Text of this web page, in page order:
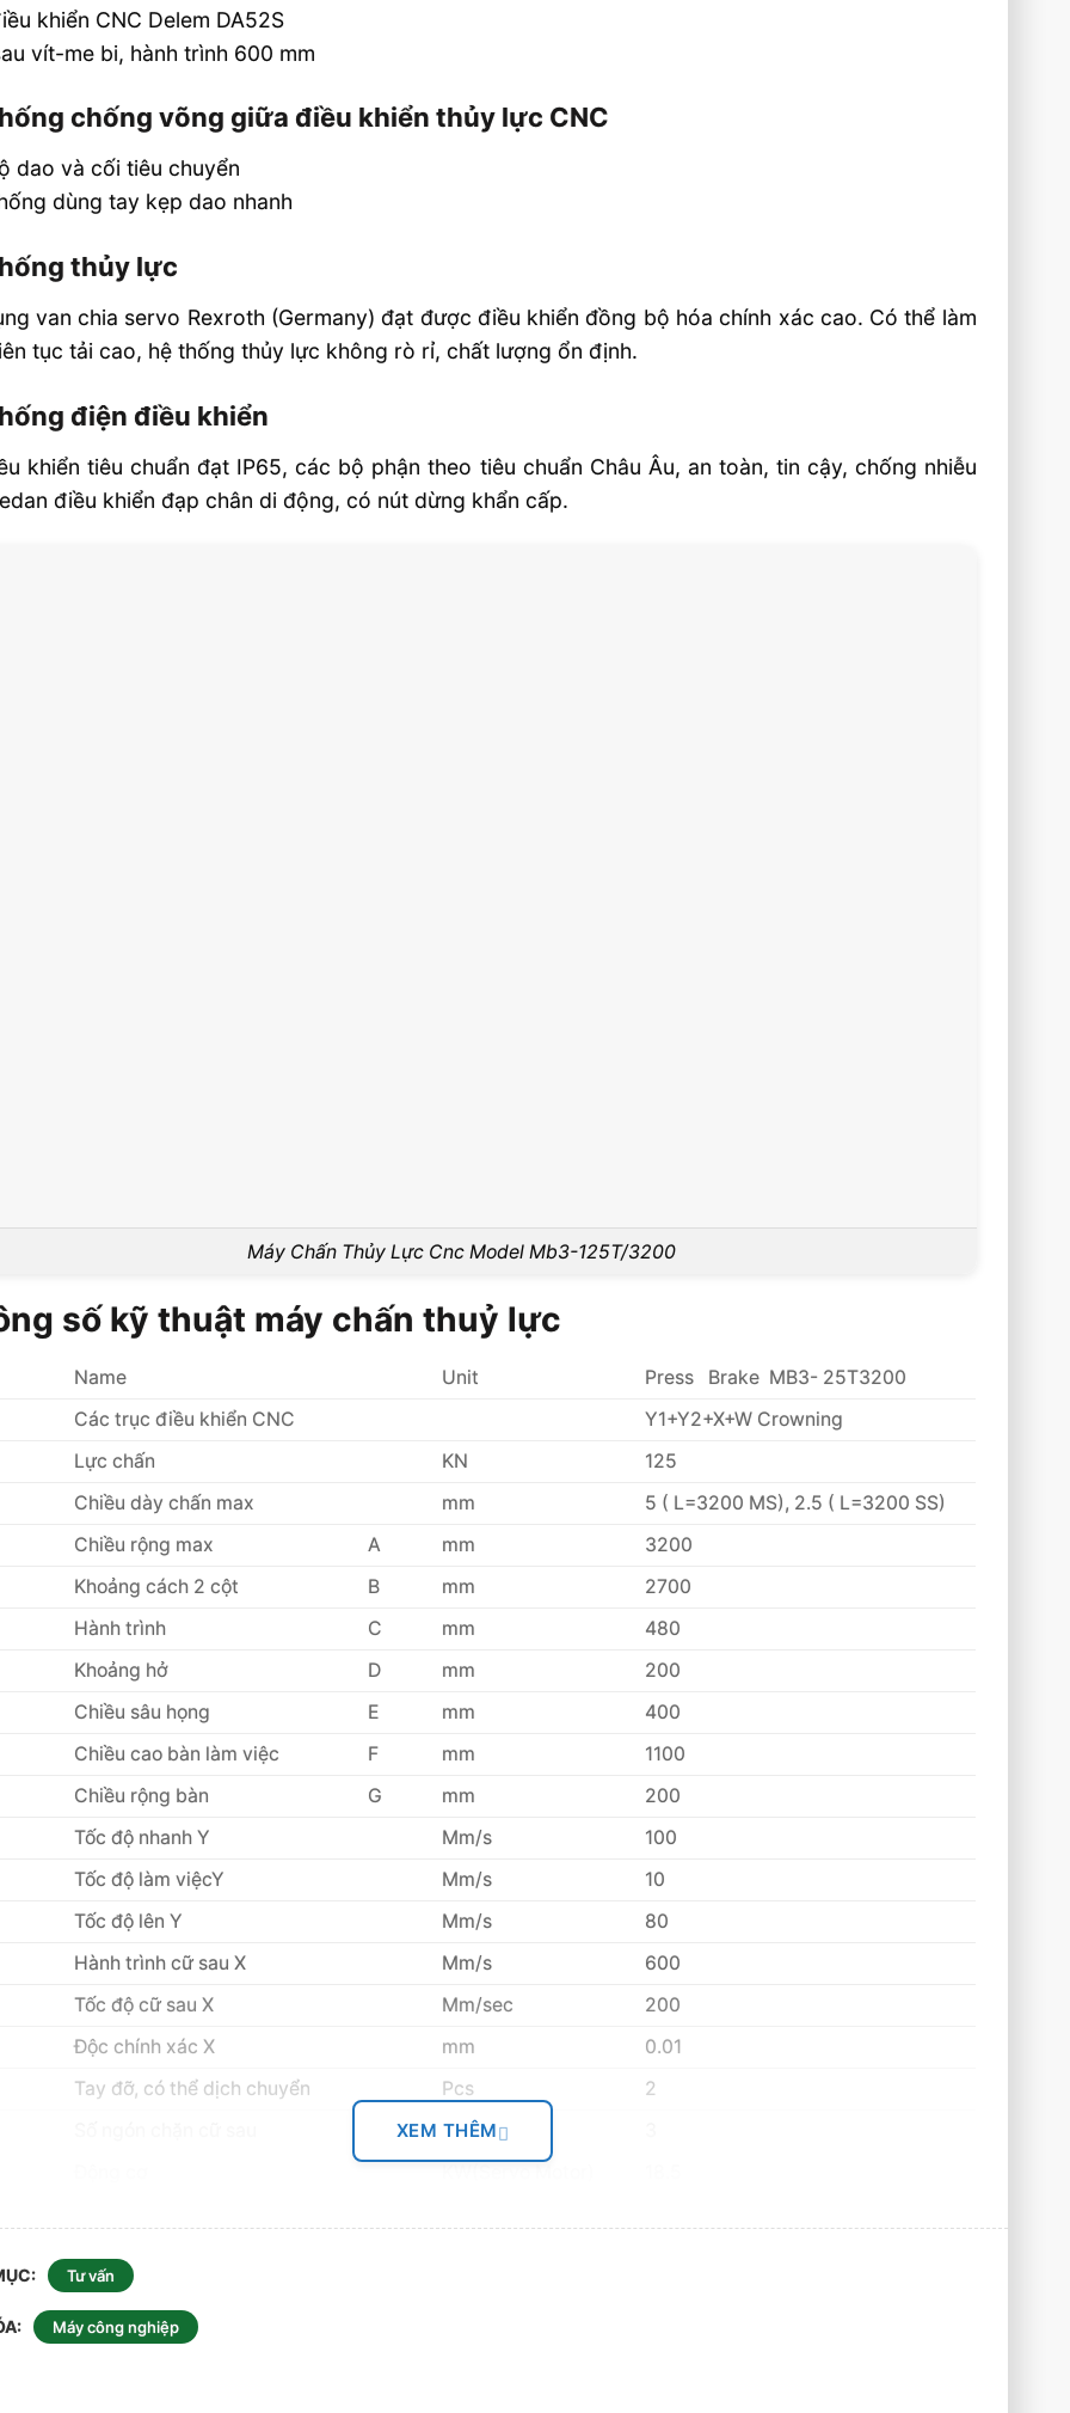
khiển CNC Delem DA52S
vít-me bi, hành trình 600 mm
chống võng giữa điều khiển thủy lực CNC
dao và cối tiêu chuyển
dùng tay kẹp dao nhanh
thủy lực
van chia servo Rexroth (Germany) đạt được điều khiển đồng bộ hóa chính xác cao. Có thể làm
tục tải cao, hệ thống thủy lực không rò rỉ, chất lượng ổn định.
điện điều khiển
khiển tiêu chuẩn đạt IP65, các bộ phận theo tiêu chuẩn Châu Âu, an toàn, tin cậy, chống nhiễu
điều khiển đạp chân di động, có nút dừng khẩn cấp.
Máy Chấn Thủy Lực Cnc Model Mb3-125T/3200
số kỹ thuật máy chấn thuỷ lực
Name Unit
Press Brake MB3- 25T3200
Các trục điều khiển CNC
Y1+Y2+X+W Crowning
Lực chấn
KN
125
Chiều dày chấn max
mm
5 ( L=3200 MS), 2.5 ( L=3200 SS)
Chiều rộng max
A mm
3200
Khoảng cách 2 cột
B mm
2700
Hành trình
C mm
480
Khoảng hở
D mm
200
Chiều sâu họng
E mm
400
Chiều cao bàn làm việc
F mm
1100
Chiều rộng bàn
G mm
200
Tốc độ nhanh Y
Mm/s
100
Tốc độ làm việcY
Mm/s
10
Tốc độ lên Y
Mm/s
80
Hành trình cữ sau X
Mm/s
600
Tốc độ cữ sau X
Mm/sec
200
Độc chính xác X
mm
0.01
Tay đỡ, có thể dịch chuyển
Pcs
2
Pcs
Thùng chứa L
Chống võng giữa
Dài x Rộng x Cao
XEM THÊM
Tư vấn
Máy công nghiệp